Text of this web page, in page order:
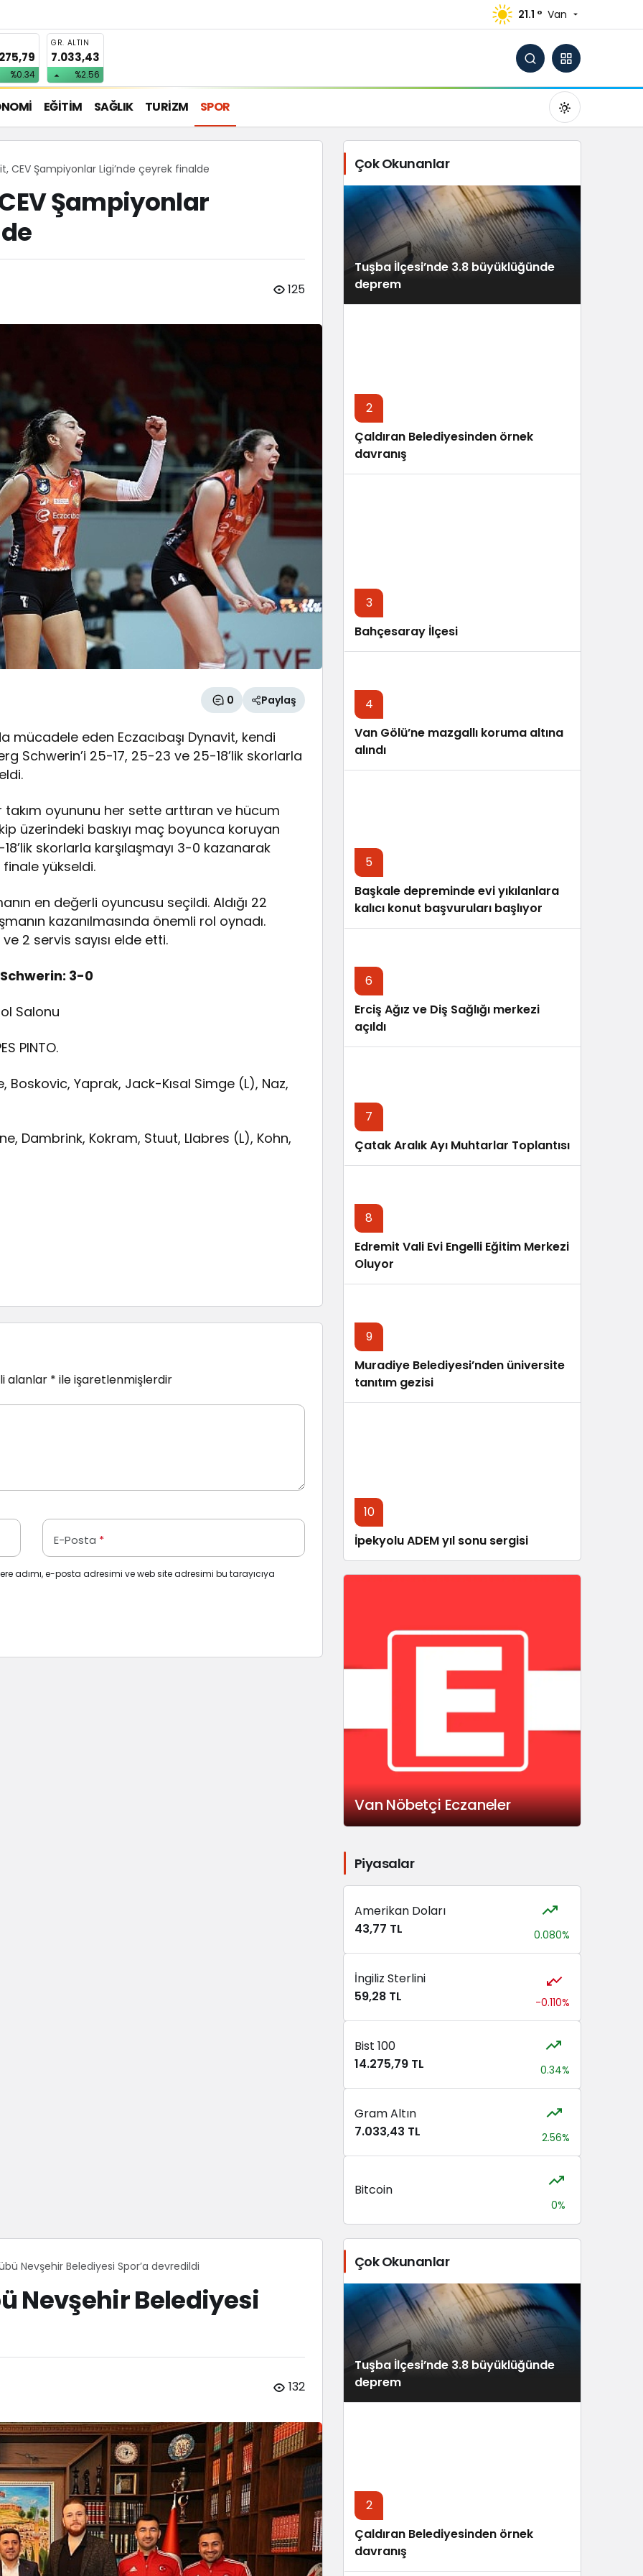
21.1 ° Van
%0.34
GR. ALTIN
7.033,43
%2.56
EĞİTİM SAĞLIK TURİZM SPOR
Gündüz Modu
Gündüz modunu seçin.
CEV Şampiyonlar Ligi’nde çeyrek finalde
Şampiyonlar
125
0 Paylaş
mücadele eden Eczacıbaşı Dynavit, kendi
Schwerin’i 25-17, 25-23 ve 25-18’lik skorlarla
takım oyununu her sette arttıran ve hücum
üzerindeki baskıyı maç boyunca koruyan
skorlarla karşılaşmayı 3-0 kazanarak
finale yükseldi.
en değerli oyuncusu seçildi. Aldığı 22
kazanılmasında önemli rol oynadı.
2 servis sayısı elde etti.
Schwerin: 3-0
Salonu
PINTO.
Boskovic, Yaprak, Jack-Kısal Simge (L), Naz,
Dambrink, Kokram, Stuut, Llabres (L), Kohn,
alanlar * ile işaretlenmişlerdir
E-Posta *
adımı, e-posta adresimi ve web site adresimi bu tarayıcıya
Çok Okunanlar
Tuşba İlçesi’nde 3.8 büyüklüğünde
deprem
2
Çaldıran Belediyesinden örnek
davranış
3
Bahçesaray İlçesi
4
Van Gölü’ne mazgallı koruma altına
alındı
5
Başkale depreminde evi yıkılanlara
kalıcı konut başvuruları başlıyor
6
Erciş Ağız ve Diş Sağlığı merkezi
açıldı
7
Çatak Aralık Ayı Muhtarlar Toplantısı
8
Edremit Vali Evi Engelli Eğitim Merkezi
Oluyor
9
Muradiye Belediyesi’nden üniversite
tanıtım gezisi
10
İpekyolu ADEM yıl sonu sergisi
Van Nöbetçi Eczaneler
Piyasalar
Amerikan Doları
43,77 TL
0.080%
İngiliz Sterlini
59,28 TL
-0.110%
Bist 100
14.275,79 TL
0.34%
Gram Altın
7.033,43 TL
2.56%
Bitcoin
0%
Nevşehir Belediyesi Spor’a devredildi
Nevşehir Belediyesi
132
Çok Okunanlar
Tuşba İlçesi’nde 3.8 büyüklüğünde
deprem
2
Çaldıran Belediyesinden örnek
davranış